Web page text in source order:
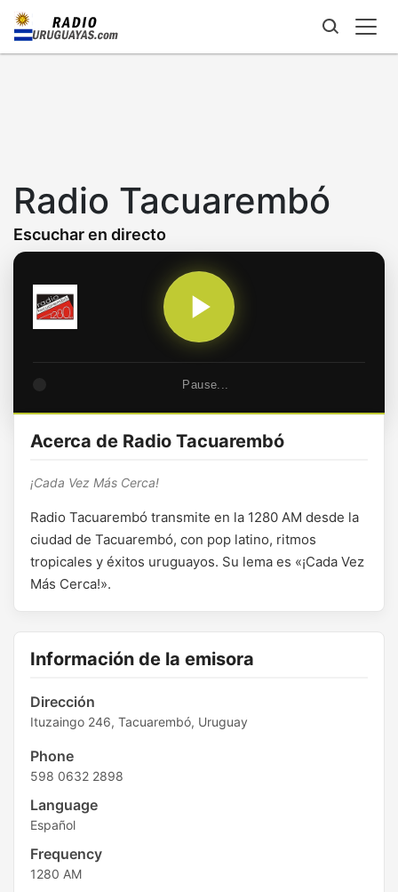
Skip
main
Radio Tacuarembó
Escuchar en directo
Pause...
Acerca de Radio Tacuarembó
¡Cada Vez Más Cerca!
Radio Tacuarembó transmite en la 1280 AM desde la
ciudad de Tacuarembó, con pop latino, ritmos
tropicales y éxitos uruguayos. Su lema es «¡Cada Vez
Más Cerca!».
Información de la emisora
Dirección
Ituzaingo 246, Tacuarembó, Uruguay
Phone
598 0632 2898
Language
Español
Frequency
1280 AM